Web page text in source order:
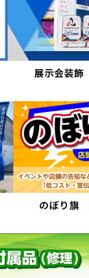
よ
特定
展示会装
のぼり旗